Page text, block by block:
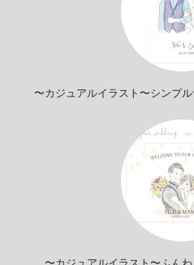
〜カジュアルイラスト〜シンプ